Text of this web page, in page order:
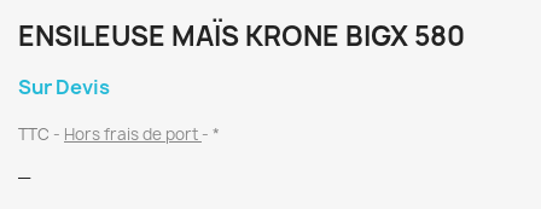
ENSILEUSE MAÏS KRONE BIGX 580
Sur Devis
TTC Hors frais de port *